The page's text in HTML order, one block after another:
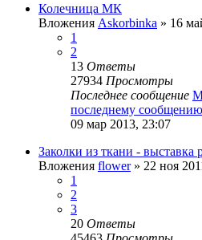
Колечница МК
Вложения Askorbinka » 16
1
2
13 Ответы
27934 Просмотры
Последнее сообщение
последнему сообщению
09 мар 2013, 23:07
Заколки из ткани - выставка
Вложения flower» 22 ноя
1
2
3
20 Ответы